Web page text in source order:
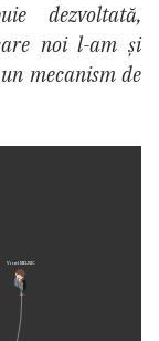
dezvoltată,
noi l-am și
mecanism de